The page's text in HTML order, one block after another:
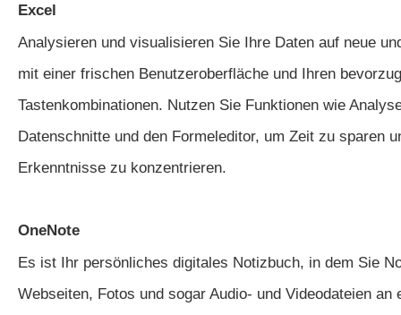
Excel
Analysieren und visualisieren Sie Ihre Daten auf neue
mit einer frischen Benutzeroberfläche und Ihren
Tastenkombinationen. Nutzen Sie Funktionen wie
Datenschnitte und den Formeleditor, um Zeit zu sparen
Erkenntnisse zu konzentrieren.
OneNote
Es ist Ihr persönliches digitales Notizbuch, in dem Sie
Webseiten, Fotos und sogar Audio- und Videodateien an